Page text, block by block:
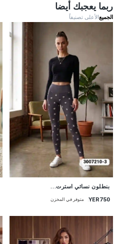
ربما يعجبك أيضا
الجميعالأعلى تصنيفاً
بنطلون نسائي استرت...
YER750 متوفر في المخزن